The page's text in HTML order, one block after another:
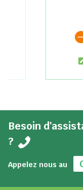
Besoin
?
Appelez nous au